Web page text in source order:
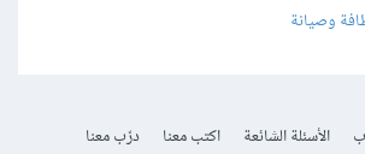
وصيانة
الأسئلة الشائعة اكتب معنا
درّب معنا